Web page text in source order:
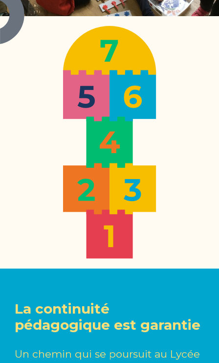
La continuité
pédagogique est garantie
Un chemin qui se poursuit au Lycée